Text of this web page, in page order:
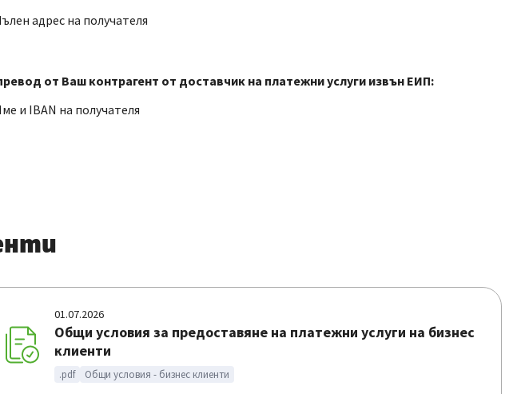
адрес на получателя
от Ваш контрагент от доставчик на платежни услуги извън ЕИП:
и IBAN на получателя
01.07.2026
Общи условия за предоставяне на платежни услуги на бизнес
клиенти
.pdf Общи условия - бизнес клиенти